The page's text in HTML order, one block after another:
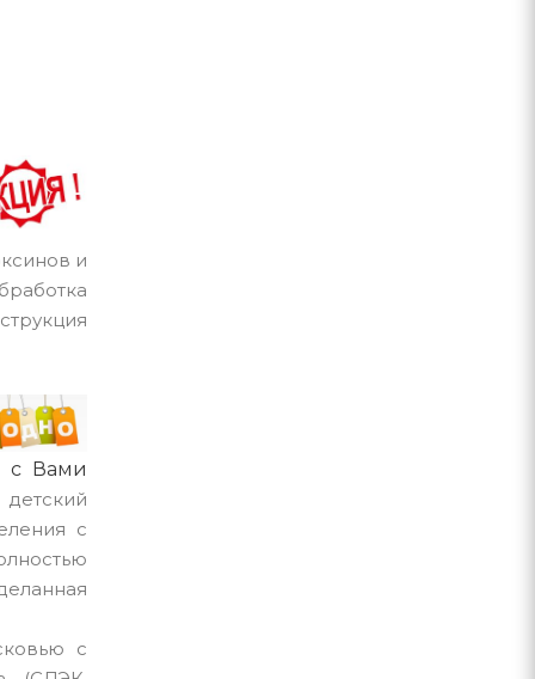
и
с Вами
детский
с
с